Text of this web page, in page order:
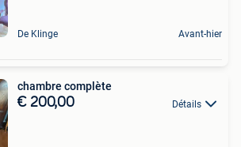
De Klinge Avant-hier
chambre complète
€ 200,00 Détails